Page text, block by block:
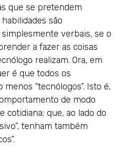
que se pretendem
são
verbais, se o
a fazer as coisas
realizam. Ora, em
é que todos os
“tecnólogos”. Isto é,
de modo
cotidiana; que, ao lado do
tenham também